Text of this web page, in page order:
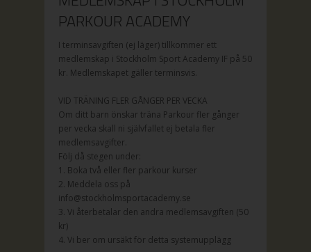
PARKOUR ACADEMY
I terminsavgiften (ej läger) tillkommer ett
medlemskap i Stockholm Sport Academy IF på 50
kr. Medlemskapet gäller terminsvis.
VID TRÄNING FLER GÅNGER PER VECKA
Om ditt barn önskar träna Parkour fler gånger
per vecka skall ni självfallet ej betala fler
medlemsavgifter.
Följ då stegen under:
1. Boka två eller fler parkour kurser
2. Meddela oss på
info@stockholmsportacademy.se
3. Vi återbetalar den andra medlemsavgiften (50
kr)
4. Vi ber om ursäkt för detta systemupplägg